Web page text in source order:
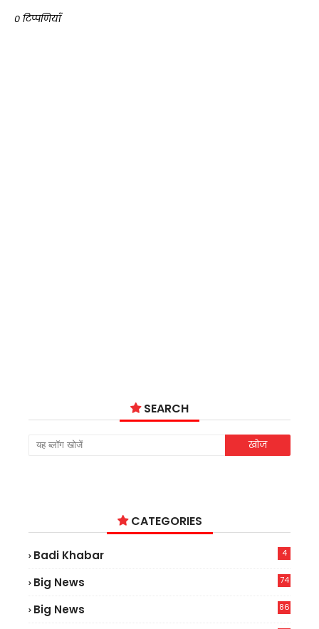
0 टिप्पणियाँ
SEARCH
CATEGORIES
Badi Khabar 4
Big News
74
Big News
86